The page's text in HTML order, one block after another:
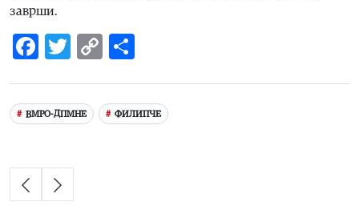
заврши.
Facebook
Twitter
Copy
ВМРО-ДПМНЕ ФИЛИПЧЕ